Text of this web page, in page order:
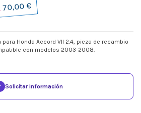
70,00 €
Honda Accord VII 2.4, pieza de recambio
con modelos 2003-2008.
Solicitar información